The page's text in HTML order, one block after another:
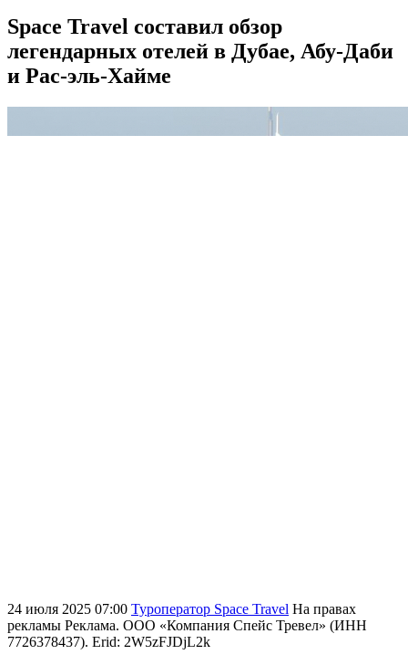
Space Travel составил обзор
легендарных отелей в Дубае, Абу-Даби
и Рас-эль-Хайме
24 июля 2025 07:00 Туроператор Space Travel На правах
рекламы Реклама. ООО «Компания Спейс Тревел» (ИНН
7726378437). Erid: 2W5zFJDjL2k